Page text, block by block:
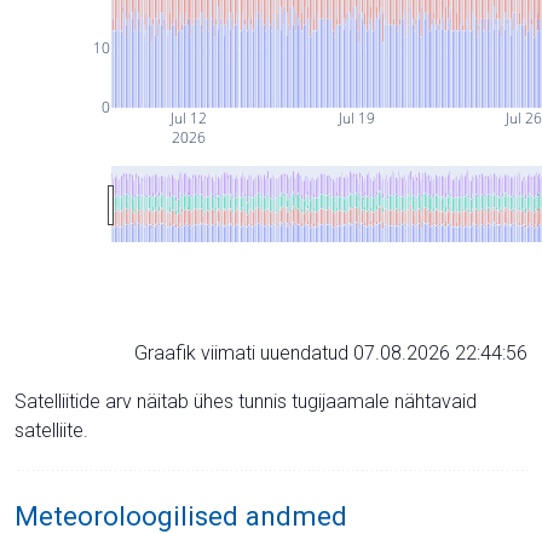
Jul 12
2026
Jul 19 Jul 26
0
10
Graafik viimati uuendatud 07.08.2026 22:44:56
Satelliitide arv näitab ühes tunnis tugijaamale nähtavaid
satelliite.
Meteoroloogilised andmed